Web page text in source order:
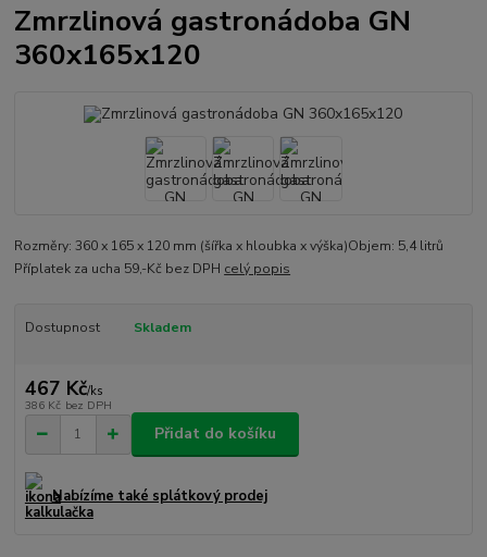
Zmrzlinová gastronádoba GN
360x165x120
Rozměry: 360 x 165 x 120 mm (šířka x hloubka x výška)Objem: 5,4 litrů
Příplatek za ucha 59,-Kč bez DPH celý popis
Dostupnost Skladem
467 Kč/ks
386 Kč bez DPH
Přidat do košíku
Nabízíme také splátkový prodej